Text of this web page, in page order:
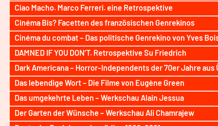
Ciao Macho. Marco Ferreri. eine Retrospektive
Cinéma Bis? Facetten des französischen Genrekinos
Cinéma du combat – Das politische Genrekino von Yves
DAMNED IF YOU DON’T. Retrospektive Su Friedrich
Dark Americana – Horror-Independents der 70er Jahre aus
Das lebendige Wort – Die Filme von Eugène Green
Das umgekehrte Leben – Werkschau Alain Jessua
Der Garten der Wünsche – Werkschau Ali Chamrajew